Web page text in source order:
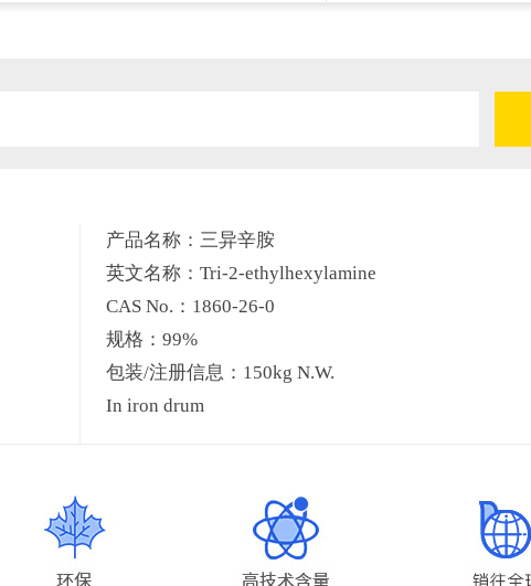
产品名称：三异辛胺
英文名称：Tri-2-ethylhexylamine
CAS No.：1860-26-0
规格：99%
包装/注册信息：150kg N.W.
In iron drum